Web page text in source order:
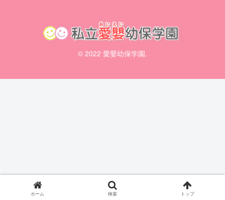
© 2022 愛嬰幼保学園.
ホーム 検索 トップ